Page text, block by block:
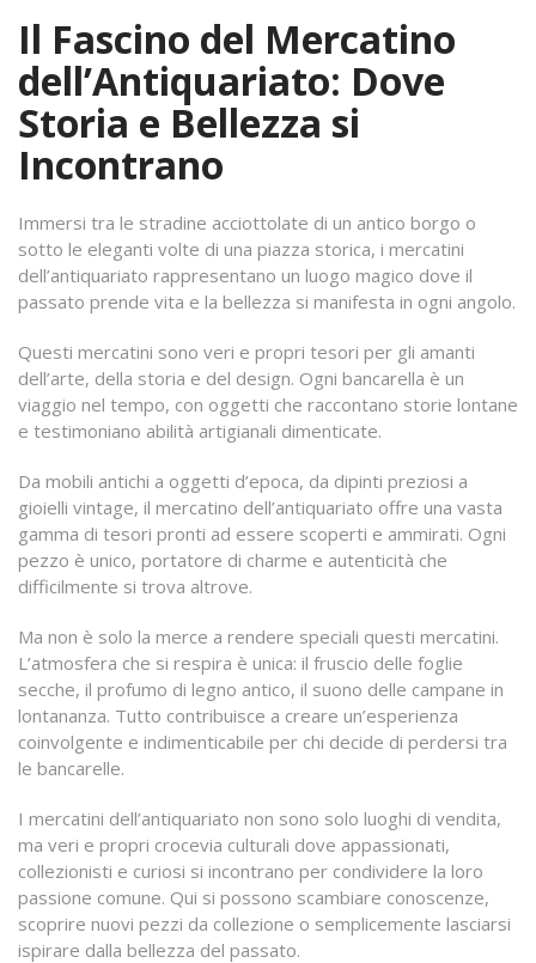
Il Fascino del Mercatino
dell’Antiquariato: Dove
Storia e Bellezza si
Incontrano
Immersi tra le stradine acciottolate di un antico borgo o
sotto le eleganti volte di una piazza storica, i mercatini
dell’antiquariato rappresentano un luogo magico dove il
passato prende vita e la bellezza si manifesta in ogni angolo.
Questi mercatini sono veri e propri tesori per gli amanti
dell’arte, della storia e del design. Ogni bancarella è un
viaggio nel tempo, con oggetti che raccontano storie lontane
e testimoniano abilità artigianali dimenticate.
Da mobili antichi a oggetti d’epoca, da dipinti preziosi a
gioielli vintage, il mercatino dell’antiquariato offre una vasta
gamma di tesori pronti ad essere scoperti e ammirati. Ogni
pezzo è unico, portatore di charme e autenticità che
difficilmente si trova altrove.
Ma non è solo la merce a rendere speciali questi mercatini.
L’atmosfera che si respira è unica: il fruscio delle foglie
secche, il profumo di legno antico, il suono delle campane in
lontananza. Tutto contribuisce a creare un’esperienza
coinvolgente e indimenticabile per chi decide di perdersi tra
le bancarelle.
I mercatini dell’antiquariato non sono solo luoghi di vendita,
ma veri e propri crocevia culturali dove appassionati,
collezionisti e curiosi si incontrano per condividere la loro
passione comune. Qui si possono scambiare conoscenze,
scoprire nuovi pezzi da collezione o semplicemente lasciarsi
ispirare dalla bellezza del passato.